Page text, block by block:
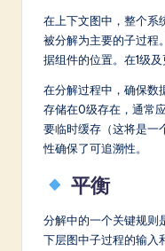
在上下文图中，整个系
被分解为主要的子过程
据组件的位置。在1级
在分解过程中，确保数
存储在0级存在，通常
要临时缓存（这将是一
性确保了可追溯性。
平衡
分解中的一个关键规则
下层图中子过程的输入